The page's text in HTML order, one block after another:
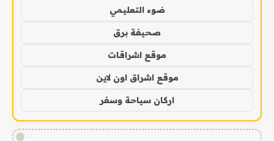
ضوء التعليمي
صحيفة برق
موقع اشراقات
موقع اشراق اون لاين
اركان سياحة وسفر
!